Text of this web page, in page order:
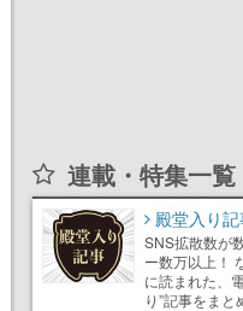
連載・特集一覧
殿堂入り
SNS拡散数が
ー数万以上！
に読まれた、
り”記事をまと